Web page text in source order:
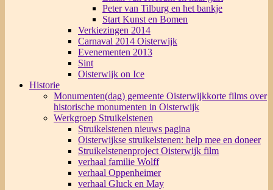
Peter van Tilburg en het bankje
Start Kunst en Bomen
Verkiezingen 2014
Carnaval 2014 Oisterwijk
Evenementen 2013
Sint
Oisterwijk on Ice
Historie
Monumenten(dag) gemeente Oisterwijkkorte films over
historische monumenten in Oisterwijk
Werkgroep Struikelstenen
Struikelstenen nieuws pagina
Oisterwijkse struikelstenen: help mee en doneer
Struikelstenenproject Oisterwijk film
verhaal familie Wolff
verhaal Oppenheimer
verhaal Gluck en May